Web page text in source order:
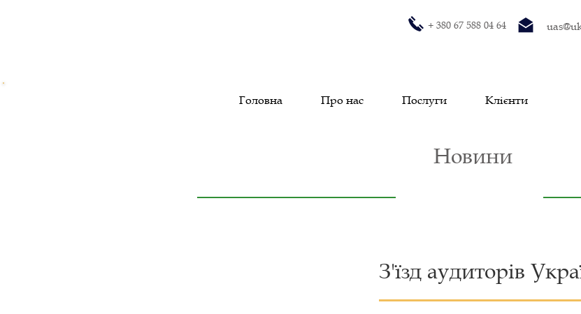
+ 380 67 588 04 64
Головна Про нас Послуги Клієнти
Новини
З'їзд аудиторів